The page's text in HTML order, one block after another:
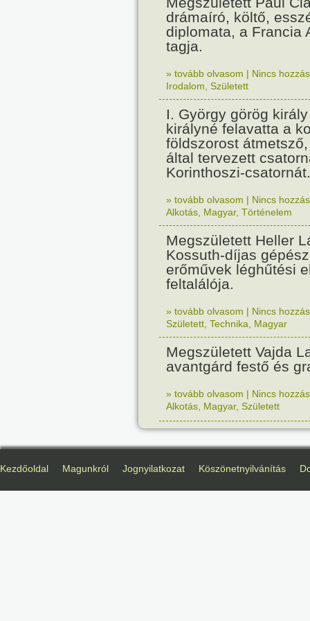
drámaíró, költő,
diplomata, a Francia
tagja.
» tovább olvasom | Nincs
Irodalom Született
I. György görög
királyné felavatta a
földszorost
által tervezett
Korinthoszi-csatornát.
» tovább olvasom | Nincs
Alkotás Magyar, Történelem
Megszületett Heller
Kossuth-díjas
erőművek léghűtési
feltalálója.
» tovább olvasom | Nincs
Született Technika Magyar
Megszületett Vajda
avantgárd festő és
» tovább olvasom | Nincs
Alkotás Magyar, Született
Kezdőoldal Magunkról Jognyilatkozat Köszönetnyilvánítás